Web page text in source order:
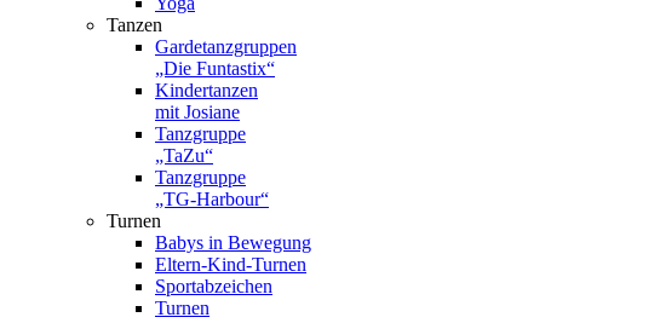
Tanzen
Gardetanzgruppen
„Die Funtastix“
Kindertanzen
mit Josiane
Tanzgruppe
„TaZu“
Tanzgruppe
„TG-Harbour“
Turnen
Babys in Bewegung
Eltern-Kind-Turnen
Sportabzeichen
Turnen